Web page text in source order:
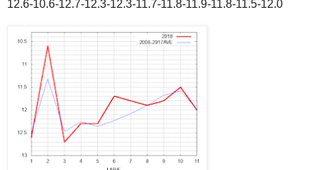
12.6-10.6-12.7-12.3-12.3-11.7-11.8-11.9-11.8-11.5-12.0